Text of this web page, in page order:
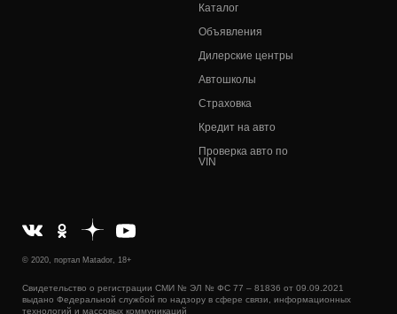
Каталог
Объявления
Дилерские центры
Автошколы
Страховка
Кредит на авто
Проверка авто по
VIN
© 2020, портал Matador, 18+
Свидетельство о регистрации СМИ № ЭЛ № ФС 77 – 81836 от 09.09.2021
выдано Федеральной службой по надзору в сфере связи, информационных
технологий и массовых коммуникаций